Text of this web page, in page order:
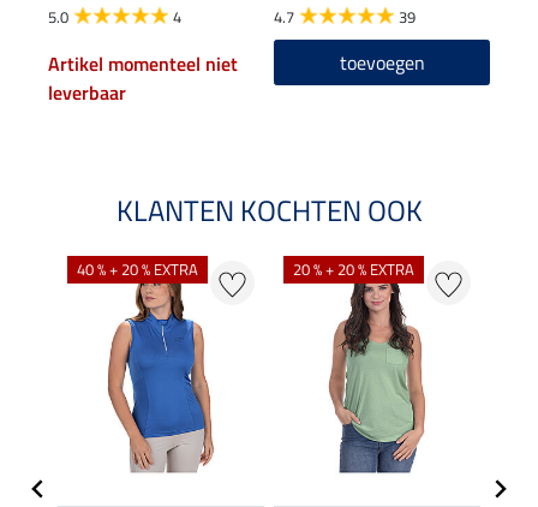
5.0 4
Artikel momenteel niet
leverbaar
4.7 39
toevoegen
KLANTEN KOCHTEN OOK
40 % + 20 % EXTRA 20 % + 20 % EXTRA